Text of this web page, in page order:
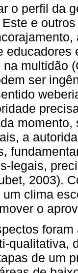
o perfil da
e
multidão
ser
a
legais,
2003).
clima
o
qualitativa,
de um